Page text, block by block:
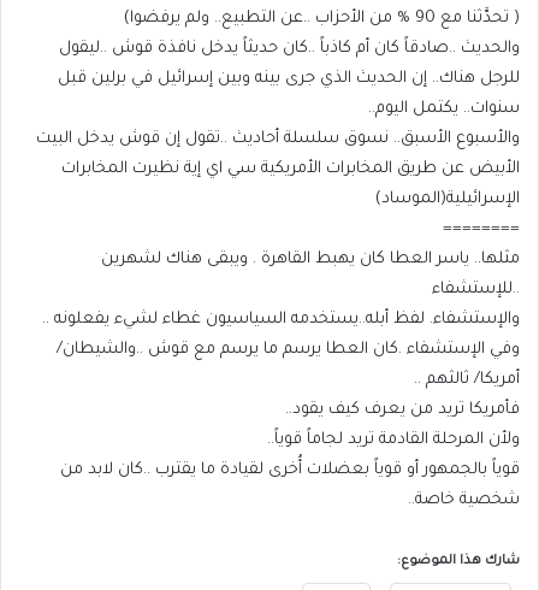
( تحدَّثنا مع 90 % من الأحزاب ..عن التطبيع.. ولم يرفضوا)
والحديث ..صادقاً كان أم كاذباً ..كان حديثاً يدخل نافذة قوش ..ليقول
للرجل هناك.. إن الحديث الذي جرى بينه وبين إسرائيل في برلين قبل
سنوات.. يكتمل اليوم..
والأسبوع الأسبق.. نسوق سلسلة أحاديث ..تقول إن قوش يدخل البيت
الأبيض عن طريق المخابرات الأمريكية سي اي إية نظيرت المخابرات
الإسرائيلية(الموساد)
========
مثلها.. ياسر العطا كان يهبط القاهرة . ويبقى هناك لشهرين
..للإستشفاء
والإستشفاء. لفظ أبله..يستخدمه السياسيون غطاء لشيء يفعلونه ..
وفي الإستشفاء .كان العطا يرسم ما يرسم مع قوش ..والشيطان/
أمريكا/ ثالثهم ..
فأمريكا تريد من يعرف كيف يقود..
ولأن المرحلة القادمة تريد لجاماً قوياً..
قوياً بالجمهور أو قوياً بعضلات أُخرى لقيادة ما يقترب ..كان لابد من
شخصية خاصة..
شارك هذا الموضوع: